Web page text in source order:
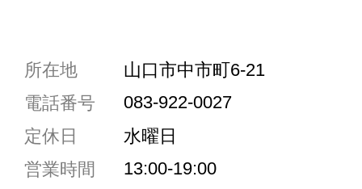
共通駐車券加盟店
駐車場5台まで
共用トイレ
所在地
山口市中市町6-21
電話番号
083-922-0027
定休日
水曜日
営業時間
13:00-19:00